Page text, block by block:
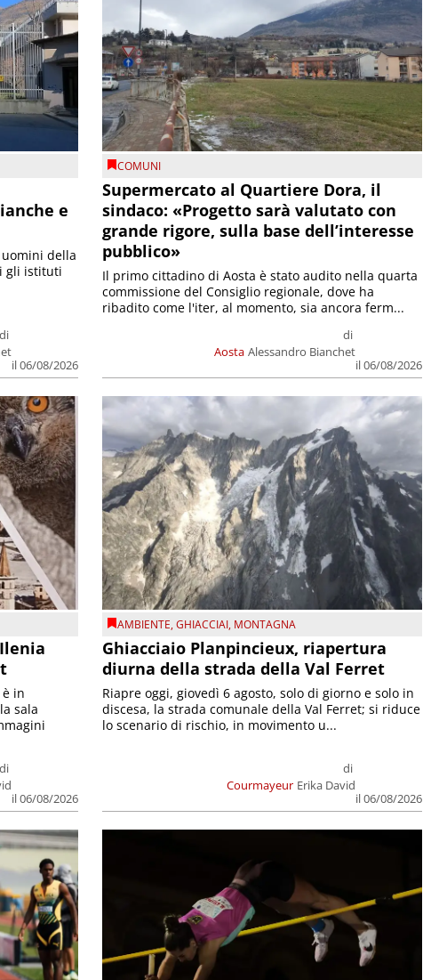
e
di
il 06/08/2026
della
gli istituti
COMUNI
Supermercato al Quartiere Dora, il
sindaco: «Progetto sarà valutato con
grande rigore, sulla base dell’interesse
pubblico»
Aosta
di
Alessandro Bianchet
il 06/08/2026
Il primo cittadino di Aosta è stato audito nella quarta
commissione del Consiglio regionale, dove ha
ribadito come l'iter, al momento, sia ancora ferm...
di
il 06/08/2026
in
sala
AMBIENTE,GHIACCIAI, MONTAGNA
Ghiacciaio Planpincieux, riapertura
diurna della strada della Val Ferret
Courmayeur
di
Erika David
il 06/08/2026
Riapre oggi, giovedì 6 agosto, solo di giorno e solo in
discesa, la strada comunale della Val Ferret; si riduce
lo scenario di rischio, in movimento u...